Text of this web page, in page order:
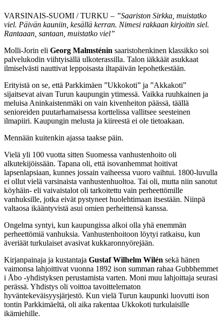
VARSINAIS-SUOMI /TURKU – ”Saariston Sirkka, muistatko
viel. Päivän kauniin, kesällä kerran. Nimesi rakkaan kirjoitin siel.
Rantaaan, santaan, muistatko viel”
Molli-Jorin eli Georg Malmsténin saaristohenkinen klassikko soi
palvelukodin viihtyisällä ulkoterassilla. Talon iäkkäät asukkaat
ilmiselvästi nauttivat leppoisasta iltapäivän lepohetkestään.
Erityistä on se, että Parkkimäen ”Ukkokoti” ja ”Akkakoti”
sijaitsevat aivan Turun kaupungin ytimessä. Vaikka ruuhkainen ja
meluisa Aninkaistenmäki on vain kivenheiton päässä, täällä
senioreiden puutarhamaisessa korttelissa vallitsee seesteinen
ilmapiiri. Kaupungin melusta ja kiireestä ei ole tietoakaan.
Mennään kuitenkin ajassa taakse päin.
Vielä yli 100 vuotta sitten Suomessa vanhustenhoito oli
alkutekijöissään. Tapana oli, että isovanhemmat hoitivat
lapsenlapsiaan, kunnes jossain vaiheessa vuoro vaihtui. 1800-luvulla
ei ollut vielä varsinaista vanhustenhuoltoa. Tai oli, mutta niin sanotut
köyhäin- eli vaivaistalot oli tarkoitettu vain perheettömille
vanhuksille, jotka eivät pystyneet huolehtimaan itsestään. Niinpä
valtaosa ikääntyvistä asui omien perheittensä kanssa.
Ongelma syntyi, kun kaupungissa alkoi olla yhä enemmän
perheettömiä vanhuksia. Vanhustenhoitoon löytyi ratkaisu, kun
äveriäät turkulaiset avasivat kukkaronnyörejään.
Kirjanpainaja ja kustantaja Gustaf Wilhelm Wilén sekä hänen
vaimonsa lahjoittivat vuonna 1892 ison summan rahaa Gubbhemmet
i Åbo -yhdistyksen perustamista varten. Moni muu lahjoittaja seurasi
perässä. Yhdistys oli voittoa tavoittelematon
hyväntekeväisyysjärjestö. Kun vielä Turun kaupunki luovutti ison
tontin Parkkimäeltä, oli aika rakentaa Ukkokoti turkulaisille
ikämiehille.